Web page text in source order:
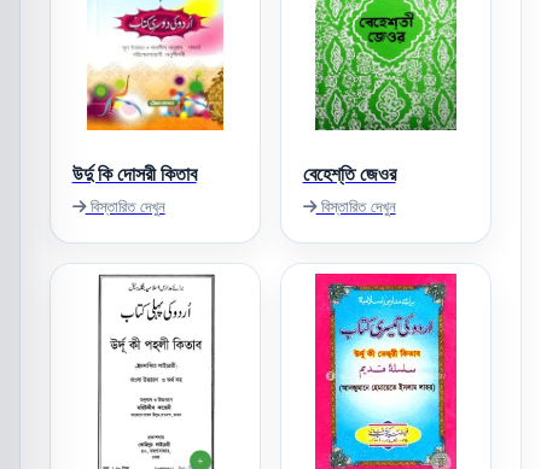
উর্দু কি দোসরী কিতাব
বিস্তারিত দেখুন
বেহেশ্‌তি জেওর
বিস্তারিত দেখুন